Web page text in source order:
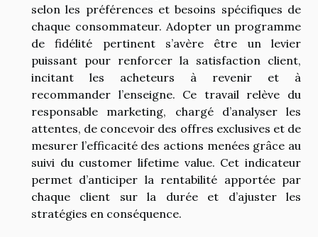
selon les préférences et besoins spécifiques de
chaque consommateur. Adopter un programme
de fidélité pertinent s’avère être un levier
puissant pour renforcer la satisfaction client,
incitant les acheteurs à revenir et à
recommander l’enseigne. Ce travail relève du
responsable marketing, chargé d’analyser les
attentes, de concevoir des offres exclusives et de
mesurer l’efficacité des actions menées grâce au
suivi du customer lifetime value. Cet indicateur
permet d’anticiper la rentabilité apportée par
chaque client sur la durée et d’ajuster les
stratégies en conséquence.